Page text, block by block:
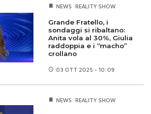
NEWS REALITY SHOW
Grande Fratello, i
sondaggi si ribaltano:
Anita vola al 30%, Giulia
raddoppia e i “macho”
crollano
03 OTT 2025 - 10:09
NEWS REALITY SHOW